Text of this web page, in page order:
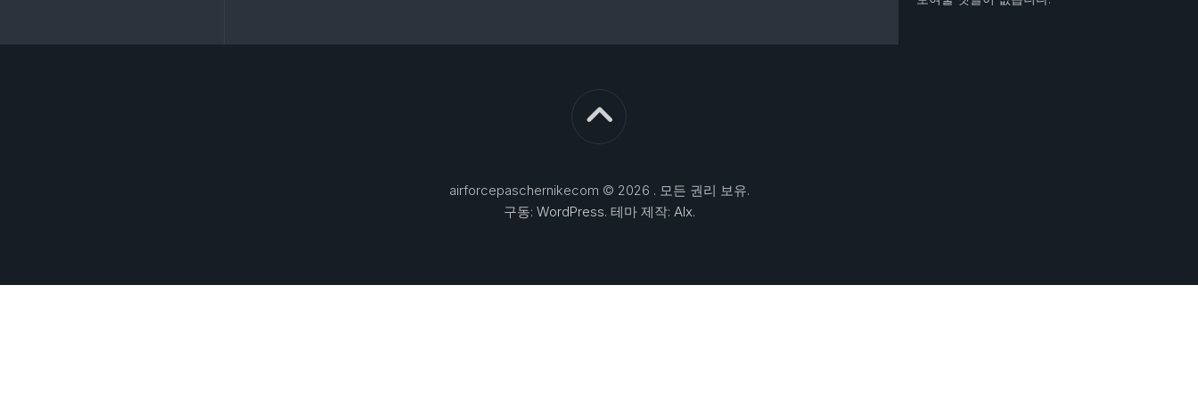
airforcepaschernikecom © 2026 . 모든 권리 보유.
구동: WordPress. 테마 제작: Alx.